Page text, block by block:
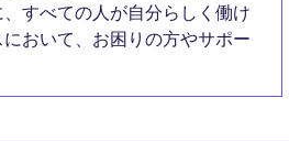
すべての人が自分らしく働け
おいて、お困りの方やサポー